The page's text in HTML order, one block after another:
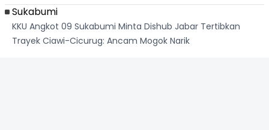
Sukabumi
KKU Angkot 09 Sukabumi Minta Dishub Jabar Tertibkan
Trayek Ciawi-Cicurug: Ancam Mogok Narik